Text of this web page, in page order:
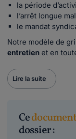
la période
l’arrêt longue
le mandat
Notre modèle de
entretien et en
Lire la suite
Ce
dossier :